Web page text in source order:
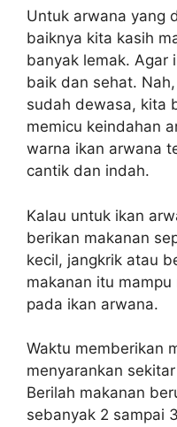
Untuk arwana yang
baiknya kita kasih
banyak lemak. Agar
baik dan sehat.
sudah dewasa, kita
memicu keindahan
warna ikan arwana
cantik dan indah.
Kalau untuk ikan
berikan makanan
kecil, jangkrik atau
makanan itu
pada ikan arwana.
Waktu memberikan
menyarankan
Berilah makanan
sebanyak 2 sampai